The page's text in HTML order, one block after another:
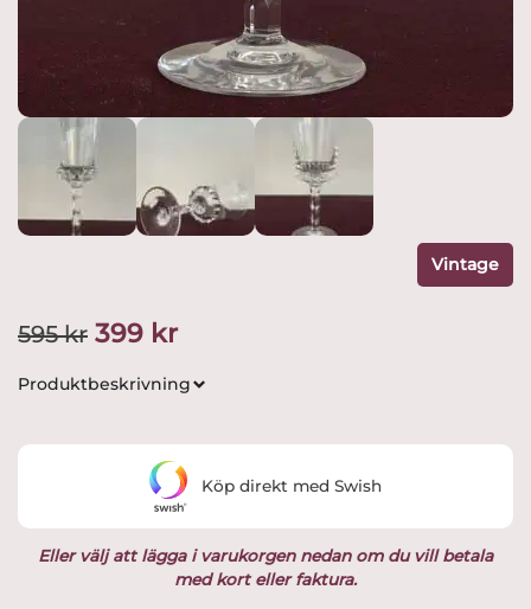
Vintage
595kr Det
ursprungliga
595 kr.
399 krDet
nuvarande
är:
399 kr.
Produktbeskrivning
Eller välj att lägga i varukorgen nedan om du vill betala
med kort eller faktura.
Köp direkt med Swish